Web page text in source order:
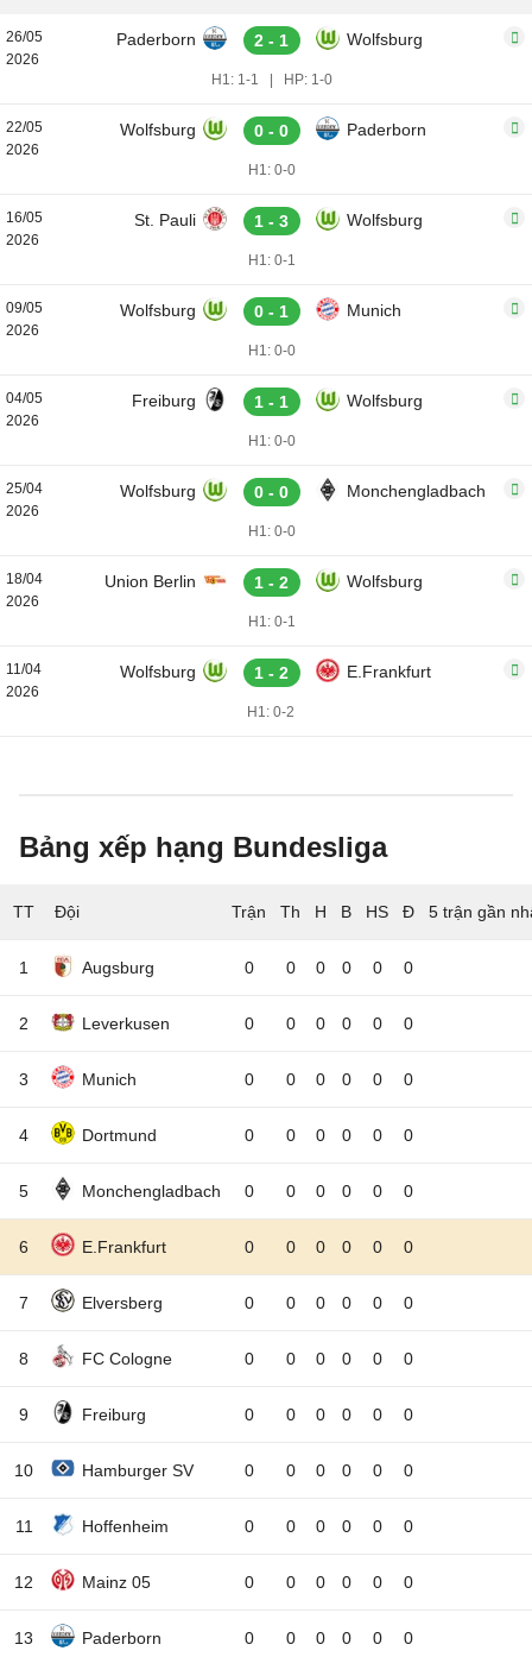
26/05
2026
Paderborn 2 - 1 Wolfsburg
H1: 1-1 HP: 1-0
22/05
2026
Wolfsburg 0 - 0 Paderborn
H1: 0-0
16/05
2026
St. Pauli 1 - 3 Wolfsburg
H1: 0-1
09/05
2026
Wolfsburg 0 - 1 Munich
H1: 0-0
04/05
2026
Freiburg 1 - 1 Wolfsburg
H1: 0-0
25/04
2026
Wolfsburg 0 - 0 Monchengladbach
H1: 0-0
18/04
2026
Union Berlin 1 - 2 Wolfsburg
H1: 0-1
11/04
2026
Wolfsburg 1 - 2 E.Frankfurt
H1: 0-2
Bảng xếp hạng Bundesliga
TT Đội 5 trận gần
1 Augsburg 0 0 0 0 0 0
2 Leverkusen 0 0 0 0 0 0
3 Munich 0 0 0 0 0 0
4 Dortmund 0 0 0 0 0 0
5 Monchengladbach 0 0 0 0 0 0
6 E.Frankfurt 0 0 0 0 0 0
7 Elversberg 0 0 0 0 0 0
8 FC Cologne 0 0 0 0 0 0
9 Freiburg 0 0 0 0 0 0
10 Hamburger SV 0 0 0 0 0 0
11 Hoffenheim 0 0 0 0 0 0
12 Mainz 05 0 0 0 0 0 0
13 Paderborn 0 0 0 0 0 0